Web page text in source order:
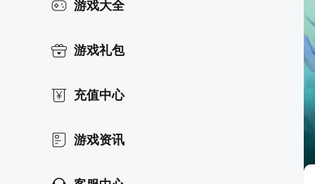
游戏大全
游戏礼包
充值中心
游戏资讯